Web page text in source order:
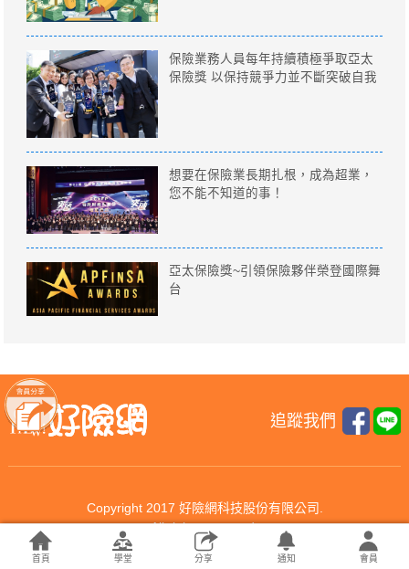
保險業務人員每年持續積極爭取亞太
保險獎 以保持競爭力並不斷突破自我
想要在保險業長期扎根，成為超業，
您不能不知道的事！
亞太保險獎~引領保險夥伴榮登國際舞
台
追蹤我們
Copyright 2017 好險網科技股份有限公司.
All rights reserved.